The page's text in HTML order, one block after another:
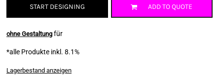
START DESIGNING ADD TO QUOTE
ohne Gestaltung für
*alle Produkte inkl. 8.1%
Lagerbestand anzeigen